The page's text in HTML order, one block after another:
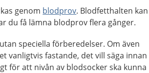
genom blodprov. Blodfetthalten kan
du få lämna blodprov flera gånger.
speciella förberedelser. Om även
vanligtvis fastande, det vill säga innan
för att nivån av blodsocker ska kunna